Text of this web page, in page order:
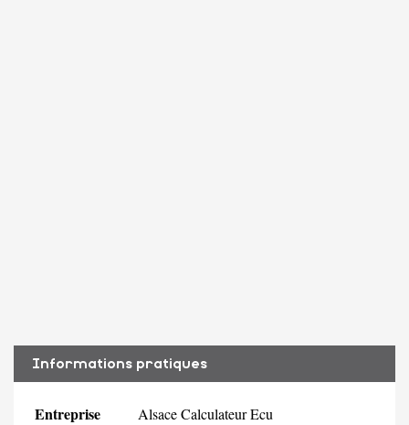
Informations pratiques
Entreprise Alsace Calculateur Ecu